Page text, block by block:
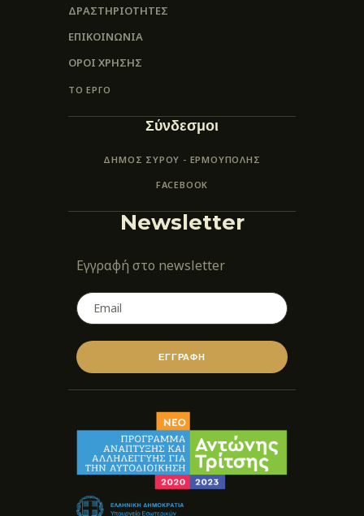
ΔΡΑΣΤΗΡΙΟΤΗΤΕΣ
ΕΠΙΚΟΙΝΩΝΊΑ
ΌΡΟΙ ΧΡΉΣΗΣ
ΤΟ ΕΡΓΟ
Σύνδεσμοι
ΔΗΜΟΣ ΣΥΡΟΥ - ΕΡΜΟΎΠΟΛΗΣ
FACEBOOK
Newsletter
Εγγραφή στο newsletter
ΕΓΓΡΑΦΗ